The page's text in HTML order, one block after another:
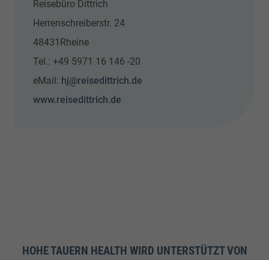
Reisebüro Dittrich
Herrenschreiberstr. 24
48431Rheine
Tel.: +49 5971 16 146 -20
eMail: hj@reisedittrich.de
www.reisedittrich.de
HOHE TAUERN HEALTH WIRD UNTERSTÜTZT VON